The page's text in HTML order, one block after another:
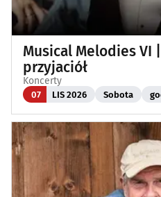
Musical Melodies VI
przyjaciół
Koncerty
07 LIS 2026 Sobota